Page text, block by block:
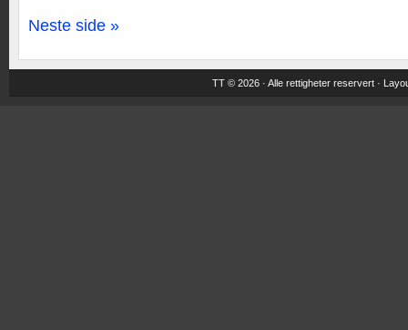
Neste side »
TT © 2026 · Alle rettigheter reservert ·